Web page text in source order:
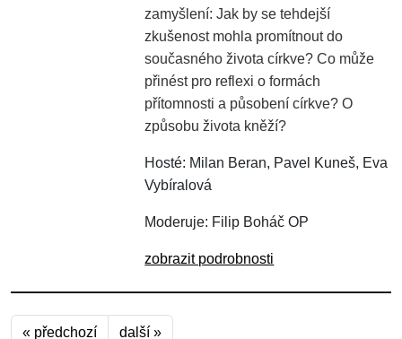
zamyšlení: Jak by se tehdejší
zkušenost mohla promítnout do
současného života církve? Co může
přinést pro reflexi o formách
přítomnosti a působení církve? O
způsobu života kněží?
Hosté: Milan Beran, Pavel Kuneš, Eva
Vybíralová
Moderuje: Filip Boháč OP
zobrazit podrobnosti
« předchozí další »